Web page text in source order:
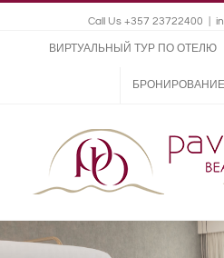
Call Us +357 23722400
ВИРТУАЛЬНЫЙ ТУР ПО ОТЕЛЮ